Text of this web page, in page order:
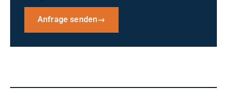
Anfrage senden→